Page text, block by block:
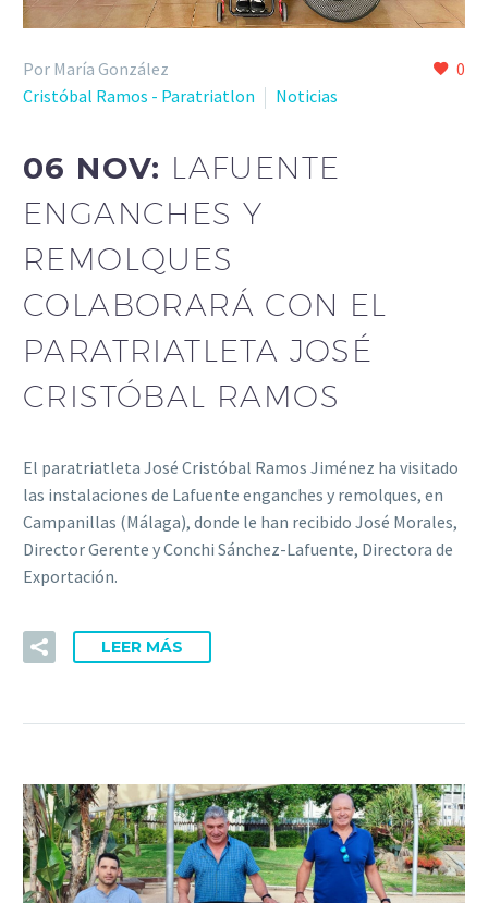
0
Por María González
Cristóbal Ramos - Paratriatlon
Noticias
06 NOV: LAFUENTE
ENGANCHES Y
REMOLQUES
COLABORARÁ CON EL
PARATRIATLETA JOSÉ
CRISTÓBAL RAMOS
El paratriatleta José Cristóbal Ramos Jiménez ha visitado
las instalaciones de Lafuente enganches y remolques, en
Campanillas (Málaga), donde le han recibido José Morales,
Director Gerente y Conchi Sánchez-Lafuente, Directora de
Exportación.
LEER MÁS